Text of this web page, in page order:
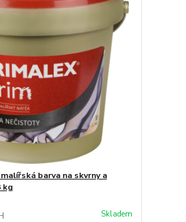
barva na skvrny a
kg
Skladem